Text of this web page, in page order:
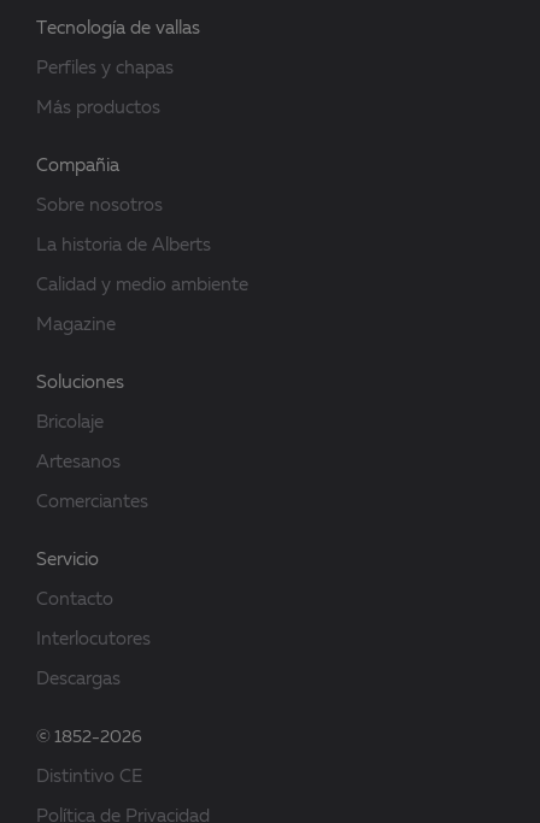
Tecnología de vallas
Perfiles y chapas
Más productos
Compañia
Sobre nosotros
La historia de Alberts
Calidad y medio ambiente
Magazine
Soluciones
Bricolaje
Artesanos
Comerciantes
Servicio
Contacto
Interlocutores
Descargas
© 1852-2026
Distintivo CE
Política de Privacidad